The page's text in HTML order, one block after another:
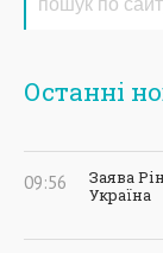
Останні
09:56
Заява
Україна